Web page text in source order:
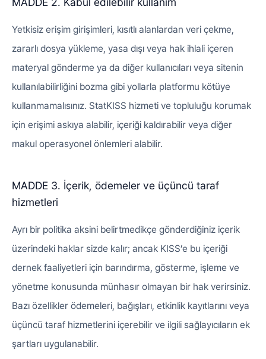
Yetkisiz erişim girişimleri, kısıtlı alanlardan veri çekme,
zararlı dosya yükleme, yasa dışı veya hak ihlali içeren
materyal gönderme ya da diğer kullanıcıları veya sitenin
kullanılabilirliğini bozma gibi yollarla platformu kötüye
kullanmamalısınız. StatKISS hizmeti ve topluluğu korumak
için erişimi askıya alabilir, içeriği kaldırabilir veya diğer
makul operasyonel önlemleri alabilir.
MADDE 3. İçerik, ödemeler ve üçüncü taraf
hizmetleri
Ayrı bir politika aksini belirtmedikçe gönderdiğiniz içerik
üzerindeki haklar sizde kalır; ancak KISS’e bu içeriği
dernek faaliyetleri için barındırma, gösterme, işleme ve
yönetme konusunda münhasır olmayan bir hak verirsiniz.
Bazı özellikler ödemeleri, bağışları, etkinlik kayıtlarını veya
üçüncü taraf hizmetlerini içerebilir ve ilgili sağlayıcıların ek
şartları uygulanabilir.